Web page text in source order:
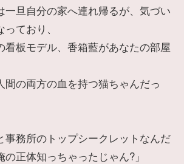
一旦自分の家へ連れ帰るが、気づい
ており、
看板モデル、香箱藍があなたの部屋
間の両方の血を持つ猫ちゃんだっ
事務所のトップシークレットなんだ
正体知っちゃったじゃん?」